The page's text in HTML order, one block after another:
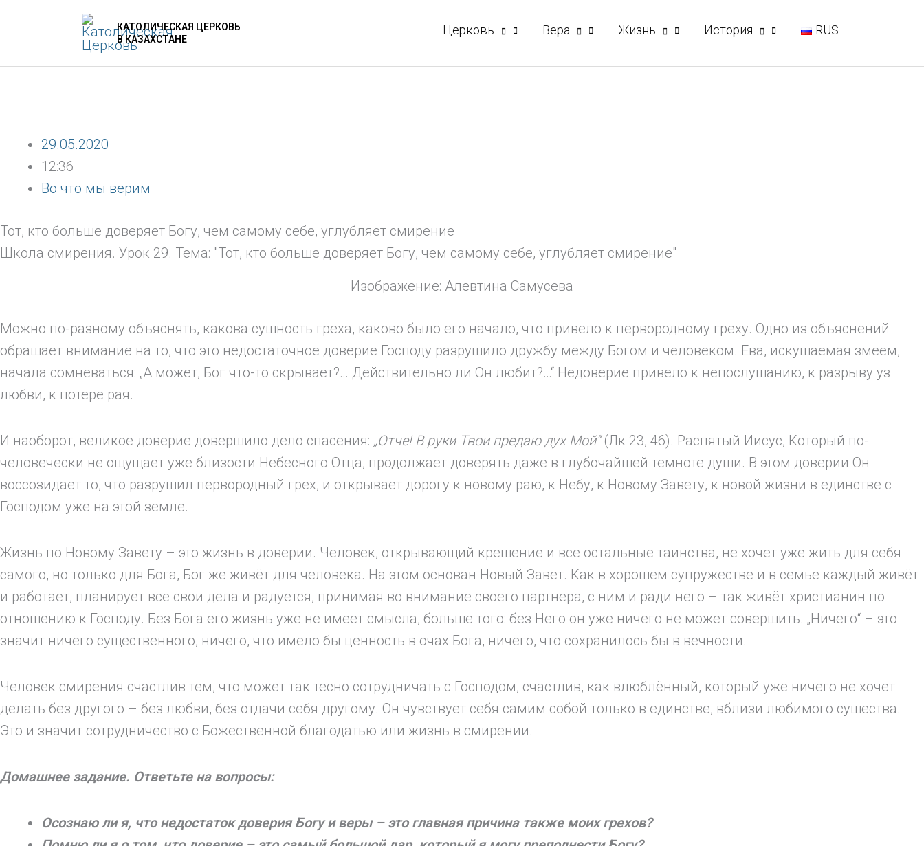
содержимому
КАТОЛИЧЕСКАЯ ЦЕРКОВЬ
В КАЗАХСТАНЕ
Церковь Вера Жизнь История RUS
29.05.2020
12:36
Во что мы верим
Тот, кто больше доверяет Богу, чем самому себе, углубляет смирение
Школа смирения. Урок 29. Тема: "Тот, кто больше доверяет Богу, чем самому себе, углубляет смирение"
Изображение: Алевтина Самусева
Можно по-разному объяснять, какова сущность греха, каково было его начало, что привело к первородному греху. Одно из объяснений
обращает внимание на то, что это недостаточное доверие Господу разрушило дружбу между Богом и человеком. Ева, искушаемая змеем,
начала сомневаться: „А может, Бог что-то скрывает?… Действительно ли Он любит?…“ Недоверие привело к непослушанию, к разрыву уз
любви, к потере рая.
И наоборот, великое доверие довершило дело спасения: „Отче! В руки Твои предаю дух Мой“(Лк 23, 46). Распятый Иисус, Который по-
человечески не ощущает уже близости Небесного Отца, продолжает доверять даже в глубочайшей темноте души. В этом доверии Он
воссозидает то, что разрушил первородный грех, и открывает дорогу к новому раю, к Небу, к Новому Завету, к новой жизни в единстве с
Господом уже на этой земле.
Жизнь по Новому Завету – это жизнь в доверии. Человек, открывающий крещение и все остальные таинства, не хочет уже жить для себя
самого, но только для Бога, Бог же живёт для человека. На этом основан Новый Завет. Как в хорошем супружестве и в семье каждый живёт
и работает, планирует все свои дела и радуется, принимая во внимание своего партнера, с ним и ради него – так живёт христианин по
отношению к Господу. Без Бога его жизнь уже не имеет смысла, больше того: без Него он уже ничего не может совершить. „Ничего“ – это
значит ничего существенного, ничего, что имело бы ценность в очах Бога, ничего, что сохранилось бы в вечности.
Человек смирения счастлив тем, что может так тесно сотрудничать с Господом, счастлив, как влюблённый, который уже ничего не хочет
делать без другого – без любви, без отдачи себя другому. Он чувствует себя самим собой только в единстве, вблизи любимого существа.
Это и значит сотрудничество с Божественной благодатью или жизнь в смирении.
Домашнее задание. Ответьте на вопросы:
Осознаю ли я, что недостаток доверия Богу и веры – это главная причина также моих грехов?